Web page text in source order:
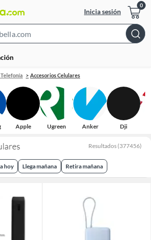
Inicia sesión
Bar
Accesorios Celulares
Apple Ugreen Anker Dji
Resultados (377456)
hoy Llega mañana Retira mañana